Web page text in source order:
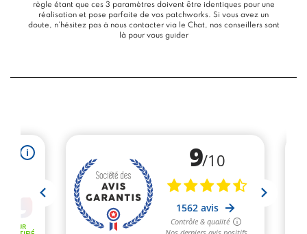
règle étant que ces 3 paramètres doivent être identiques pour une
réalisation et pose parfaite de vos patchworks. Si vous avez un
doute, n’hésitez pas à nous contacter via le Chat, nos conseillers sont
là pour vous guider